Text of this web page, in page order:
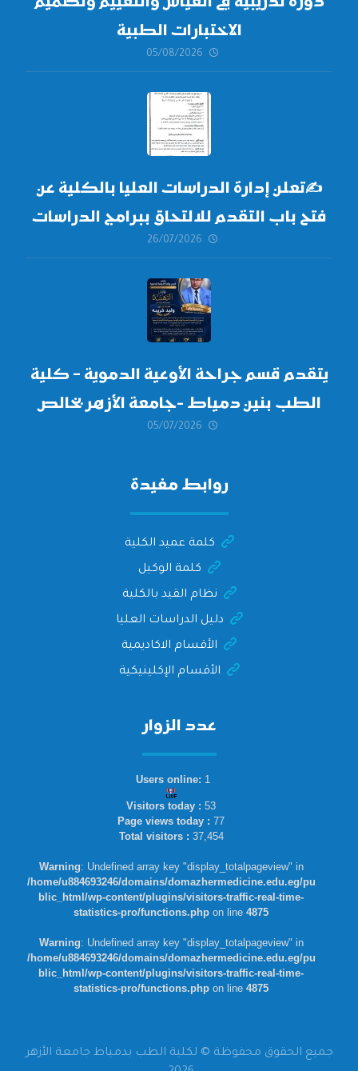
الاختبارات الطبية
05/08/2026
✍تعلن إدارة الدراسات العليا بالكلية عن
فتح باب التقدم للالتحاق ببرامج الدراسات
العليا لدورة
أكتوبر 2026،
26/07/2026
يتقدم قسم جراحة الأوعية الدموية – كلية
الطب بنين دمياط -جامعة الأزهر بخالص
التهنئة وأصدق الأمنيات إلى الأستاذ
05/07/2026
روابط مفيدة
كلمة عميد الكلية
كلمة الوكيل
نظام القيد بالكلية
دليل الدراسات العليا
الأقسام الاكاديمية
الأقسام الإكلينيكية
عدد الزوار
Users online: 1
Visitors today : 53
Page views today : 77
Total visitors : 37,454
Warning: Undefined array key "display_totalpageview" in
/home/u884693246/domains/domazhermedicine.edu.eg/pu
blic_html/wp-content/plugins/visitors-traffic-real-time-
statistics-pro/functions.php on line 4875
Warning: Undefined array key "display_totalpageview" in
/home/u884693246/domains/domazhermedicine.edu.eg/pu
blic_html/wp-content/plugins/visitors-traffic-real-time-
statistics-pro/functions.php on line 4875
جميع الحقوق محفوظة © لكلية الطب بدمياط جامعة الأزهر